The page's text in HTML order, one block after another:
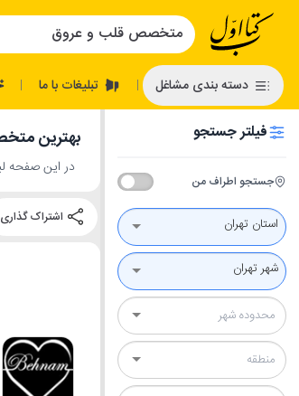
دسته بندی مشاغل | تبلیغات با ما |
فیلتر جستجو
جستجو اطراف من
استان تهران
شهر تهران
بهترین
در این صفحه